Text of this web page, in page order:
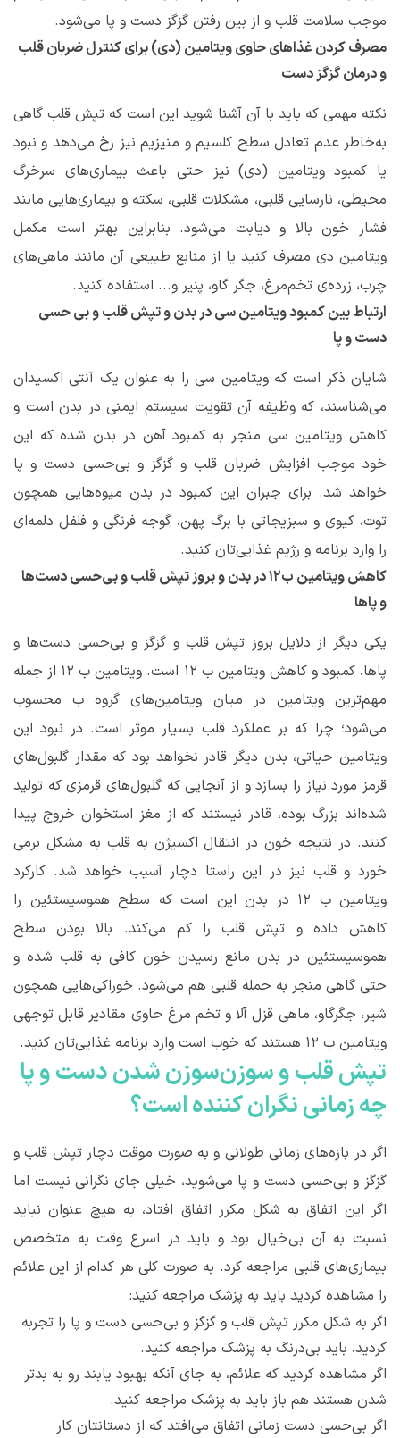
موجب سلامت قلب و از بین رفتن گزگز دست و پا می‌شود.
مصرف کردن غذاهای حاوی ویتامین (دی) برای کنترل ضربان قلب
و درمان گزگز دست
نکته مهمی که باید با آن آشنا شوید این‌ است که تپش قلب گاهی
به‌خاطر عدم تعادل سطح کلسیم و منیزیم نیز رخ می‌دهد و نبود
یا کمبود ویتامین (دی) نیز حتی باعث بیماری‌های سرخرگ
محیطی، نارسایی قلبی، مشکلات قلبی، سکته و بیماری‌هایی مانند
فشار خون بالا و دیابت می‌شود. بنابراین بهتر است مکمل
ویتامین دی مصرف کنید یا از منابع طبیعی آن مانند ماهی‌های
چرب، زرده‌ی تخم‌مرغ، جگر گاو، پنیر و... استفاده کنید.
ارتباط بین کمبود ویتامین سی در بدن و تپش قلب و بی ‌حسی
دست و پا
شایان ذکر است که ویتامین سی را به عنوان یک آنتی اکسیدان
می‌شناسند، که وظیفه آن تقویت سیستم ایمنی در بدن است و
کاهش ویتامین سی منجر به کمبود آهن در بدن شده که این
خود موجب افزایش ضربان قلب و گزگز و بی‌حسی دست و پا
خواهد شد. برای جبران این کمبود در بدن میوه‌هایی همچون
توت، کیوی و سبزیجاتی با برگ پهن، گوجه فرنگی و فلفل دلمه‌ای
را وارد برنامه و رژیم غذایی‌تان کنید.
کاهش ویتامین ب۱۲ در بدن و بروز تپش قلب و بی‌حسی دست‌ها
و پاها
یکی دیگر از دلایل بروز تپش قلب و گزگز و بی‌حسی دست‌ها و
پاها، کمبود و کاهش ویتامین ب ۱۲ است. ویتامین ب ۱۲ از جمله
مهم‌ترین ویتامین در میان ویتامین‌های گروه ب محسوب
می‌شود؛ چرا که بر عملکرد قلب بسیار موثر است. در نبود این
ویتامین حیاتی، بدن دیگر قادر نخواهد بود که مقدار گلبول‌های
قرمز مورد نیاز را بسازد و از آنجایی که گلبول‌های قرمزی که تولید
شده‌اند بزرگ بوده، قادر نیستند که از مغز استخوان خروج پیدا
کنند. در نتیجه خون در انتقال اکسیژن به قلب به مشکل برمی
خورد و قلب نیز در این راستا دچار آسیب خواهد شد. کارکرد
ویتامین ب ۱۲ در بدن این است که سطح هموسیستئین را
کاهش داده و تپش قلب را کم می‌کند. بالا بودن سطح
هموسیستئین در بدن مانع رسیدن خون کافی به قلب شده و
حتی گاهی منجر به حمله قلبی هم می‌شود. خوراکی‌هایی همچون
شیر، جگرگاو، ماهی قزل آلا و تخم مرغ حاوی مقادیر قابل توجهی
ویتامین ب ۱۲ هستند که خوب است وارد برنامه غذایی‌تان کنید.
تپش قلب و سوزن‌سوزن شدن دست و پا
چه زمانی نگران کننده است؟
اگر در بازه‌های زمانی طولانی و به صورت موقت دچار تپش قلب و
گزگز و بی‌حسی دست و پا می‌شوید، خیلی جای نگرانی نیست اما
اگر این اتفاق به شکل مکرر اتفاق افتاد، به هیچ عنوان نباید
نسبت به آن بی‌خیال بود و باید در اسرع وقت به متخصص
بیماری‌های قلبی مراجعه کرد. به صورت کلی هر کدام از این علائم
را مشاهده کردید باید به پزشک مراجعه کنید:
اگر به شکل مکرر تپش قلب و گزگز و بی‌حسی دست و پا را تجربه
کردید، باید بی‌درنگ به پزشک مراجعه کنید.
اگر مشاهده کردید که علائم، به جای آنکه بهبود یابند رو به بدتر
شدن هستند هم باز باید به پزشک مراجعه کنید.
اگر بی‌حسی دست زمانی اتفاق می‌افتد که از دستانتان کار